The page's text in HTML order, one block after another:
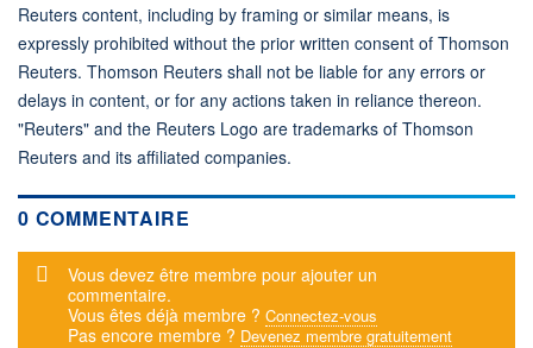
Reuters content, including by framing or similar means, is
expressly prohibited without the prior written consent of Thomson
Reuters. Thomson Reuters shall not be liable for any errors or
delays in content, or for any actions taken in reliance thereon.
"Reuters" and the Reuters Logo are trademarks of Thomson
Reuters and its affiliated companies.
0 COMMENTAIRE
Message d'alerte
Vous devez être membre pour ajouter un
commentaire.
Vous êtes déjà membre ? Connectez-vous
Pas encore membre ? Devenez membre gratuitement